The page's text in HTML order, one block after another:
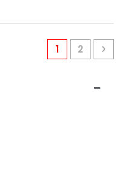
Page
You're
1 Page
2